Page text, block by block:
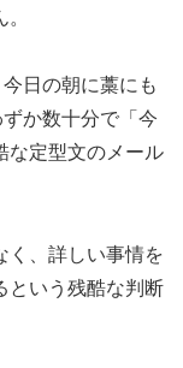
日の朝に藁にも
か数十分で「今
な定型文のメール
く、詳しい事情を
という残酷な判断